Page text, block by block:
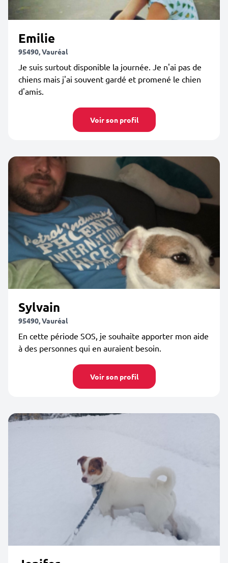
Emilie
95490, Vauréal
Je suis surtout disponible la journée. Je n'ai pas de
chiens mais j'ai souvent gardé et promené le chien
d'amis.
Voir son profil
Sylvain
95490, Vauréal
En cette période SOS, je souhaite apporter mon aide
à des personnes qui en auraient besoin.
Voir son profil